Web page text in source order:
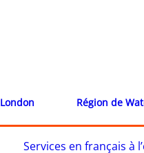
London Région de
Services en français à